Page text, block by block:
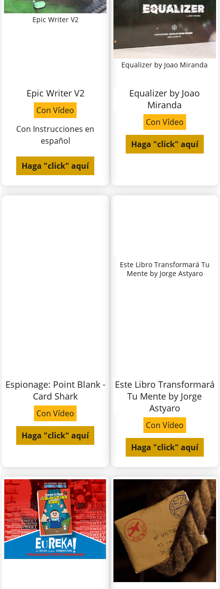
Epic Writer V2
Epic Writer V2
Con Vídeo
Con Instrucciones en
español
Haga "click" aquí
Equalizer by Joao Miranda
Equalizer by Joao
Miranda
Con Vídeo
Haga "click" aquí
Espionage: Point Blank -
Card Shark
Con Vídeo
Haga "click" aquí
Este Libro Transformará Tu
Mente by Jorge Astyaro
Este Libro Transformará
Tu Mente by Jorge
Astyaro
Con Vídeo
Haga "click" aquí